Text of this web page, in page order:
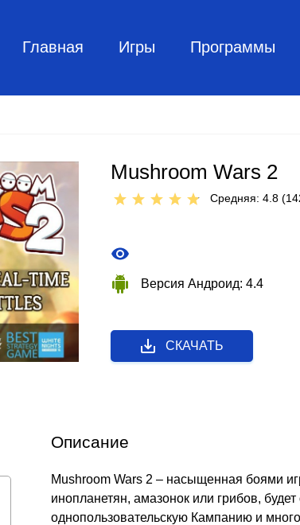
Главная Игры Программы
Mushroom Wars 2
Средняя: 4.8 (
Версия Андроид: 4.4
СКАЧАТЬ
Описание
Mushroom Wars 2 – насыщенная боями
инопланетян, амазонок или грибов,
однопользовательскую Кампанию и